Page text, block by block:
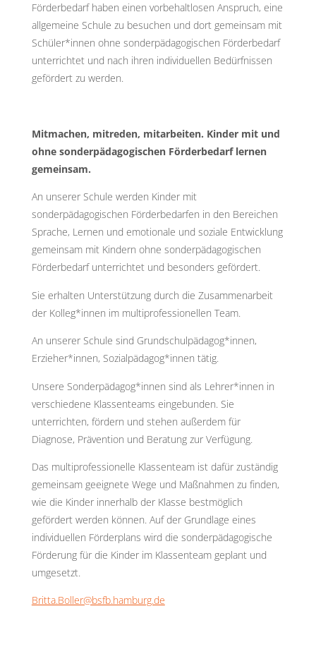
Förderbedarf haben einen vorbehaltlosen Anspruch, eine
allgemeine Schule zu besuchen und dort gemeinsam mit
Schüler*innen ohne sonderpädagogischen Förderbedarf
unterrichtet und nach ihren individuellen Bedürfnissen
gefördert zu werden.
Mitmachen, mitreden, mitarbeiten. Kinder mit und
ohne sonderpädagogischen Förderbedarf lernen
gemeinsam.
An unserer Schule werden Kinder mit
sonderpädagogischen Förderbedarfen in den Bereichen
Sprache, Lernen und emotionale und soziale Entwicklung
gemeinsam mit Kindern ohne sonderpädagogischen
Förderbedarf unterrichtet und besonders gefördert.
Sie erhalten Unterstützung durch die Zusammenarbeit
der Kolleg*innen im multiprofessionellen Team.
An unserer Schule sind Grundschulpädagog*innen,
Erzieher*innen, Sozialpädagog*innen tätig.
Unsere Sonderpädagog*innen sind als Lehrer*innen in
verschiedene Klassenteams eingebunden. Sie
unterrichten, fördern und stehen außerdem für
Diagnose, Prävention und Beratung zur Verfügung.
Das multiprofessionelle Klassenteam ist dafür zuständig
gemeinsam geeignete Wege und Maßnahmen zu finden,
wie die Kinder innerhalb der Klasse bestmöglich
gefördert werden können. Auf der Grundlage eines
individuellen Förderplans wird die sonderpädagogische
Förderung für die Kinder im Klassenteam geplant und
umgesetzt.
Britta.Boller@bsfb.hamburg.de